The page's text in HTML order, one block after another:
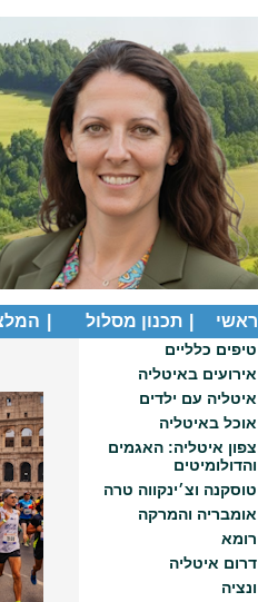
ראשי תכנון מסלול
טיפים כלליים
אירועים באיטליה
איטליה עם ילדים
אוכל באיטליה
צפון איטליה: האגמים
והדולומיטים
טוסקנה וצ׳ינקווה טרה
אומבריה והמרקה
רומא
דרום איטליה
ונציה